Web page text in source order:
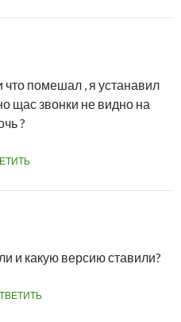
помешал , я устанавил
щас звонки не видно на
?
и какую версию ставили?